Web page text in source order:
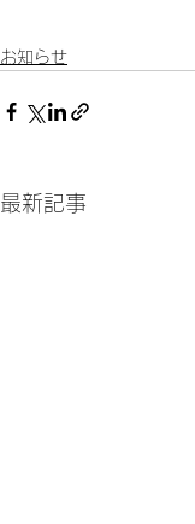
お知らせ
最新記事